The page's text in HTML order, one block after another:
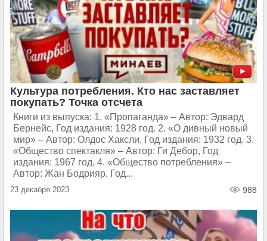
Культура потребления. Кто нас заставляет
покупать? Точка отсчета
Книги из выпуска: 1. «Пропаганда» – Автор: Эдвард
Бернейс, Год издания: 1928 год. 2. «О дивный новый
мир» – Автор: Олдос Хаксли, Год издания: 1932 год. 3.
«Общество спектакля» – Автор: Ги Дебор, Год
издания: 1967 год. 4. «Общество потребления» –
Автор: Жан Бодрияр, Год...
23 декабря 2023 988